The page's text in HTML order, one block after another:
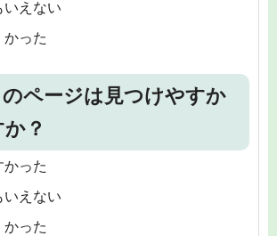
いえない
かった
ページは見つけやすか
？
かった
いえない
かった